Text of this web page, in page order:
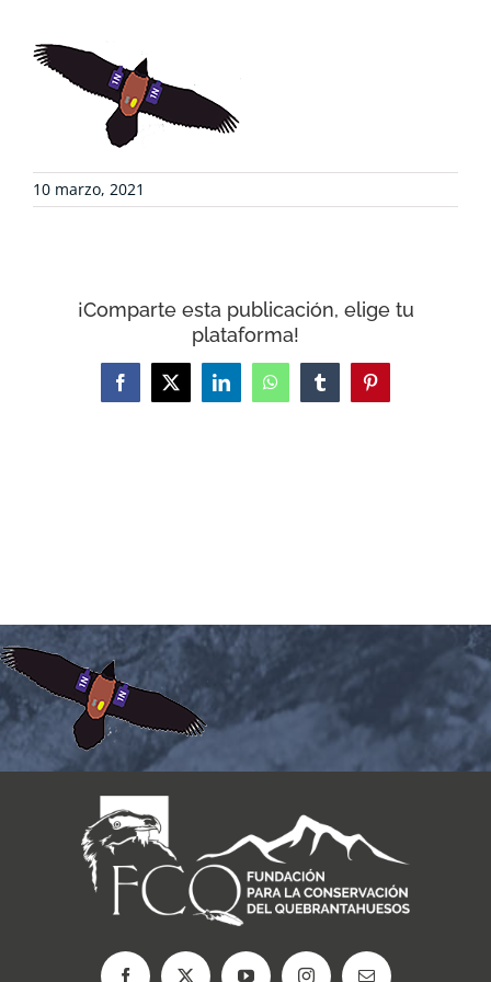
COLABORA
RECURSOS
CONTACTO
10 marzo, 2021
¡Comparte esta publicación, elige tu
plataforma!
Facebook
X LinkedInWhatsAppTumblrPinterest